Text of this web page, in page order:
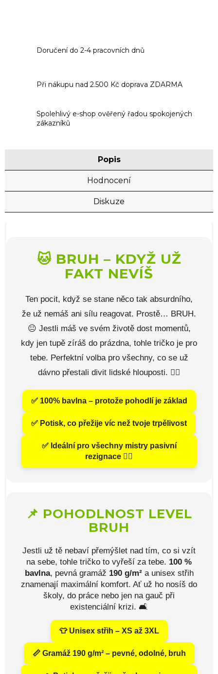
Doručení do 2-4 pracovních dnů
Při nákupu nad 2.500 Kč doprava ZDARMA
Spolehlivý e-shop ověřený řadou spokojených
zákazníků
Popis
Hodnocení
Diskuze
🐱 BRUH – KDYŽ UŽ
FAKT NEVÍŠ
Ten pocit, když se stane něco tak absurdního,
že už nemáš ani sílu reagovat. Prostě… BRUH.
😐 Jestli máš ve svém životě dost momentů,
kdy jen tupě zíráš do prázdna, tohle tričko je pro
tebe. Perfektní volba pro všechny, co se už
dávno přestali divit lidské hlouposti. 🤦‍♂️
✅ 100% bavlna – protože pohodlí je základ
✅ Potisk, co přežije víc než tvoje trpělivost
✅ Ideální pro všechny mistry pasivní
rezignace 🤷‍♂️
📌 POHODLNOST LEVEL
BRUH
Jestli už tě nebaví přemýšlet nad tím, co si vzít
na sebe, tohle tričko to vyřeší za tebe. 100 %
bavlna, pevná gramáž 190 g/m²a unisex střih
znamenají maximální komfort. Ať už ho nosíš do
školy, do práce nebo jen na gauč při
existenciální krizi. 🛋️
👕 Unisex střih – XS až 3XL
📏 Gramáž 190 g/m² – pevné, odolné, bruh